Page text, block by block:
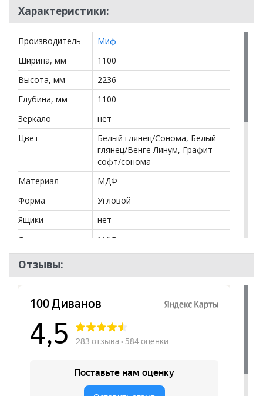
Внутреннее наполнение:
полка ЛДСП - 12 шт.
антресольная полка ЛДСП - 1 шт.
стационарная штанга - 1 шт.
*Дополнительную информацию о том, как купить
Шкаф угловой универсальный Ким
нашего менеджера по телефону
**Цены на официальном сайте100диванов.com
действительны только для интернет-магазина
могут отличаться от цен в розничных магазинах-
салонах сети!
Характеристики:
Производитель
Миф
Ширина, мм
1100
Высота, мм
2236
Глубина, мм
1100
Зеркало
нет
Цвет
Белый глянец/Сонома, Белый
глянец/Венге Линум, Графит
софт/сонома
Материал
МДФ
Форма
Угловой
Ящики
нет
Фасад
МДФ
Модульный
Тип
Шкаф-распашной
Количество
дверей
Количество
полок
12
да
Отзывы: